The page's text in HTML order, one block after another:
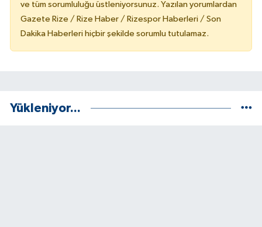
ve tüm sorumluluğu üstleniyorsunuz. Yazılan yorumlardan
Gazete Rize / Rize Haber / Rizespor Haberleri / Son
Dakika Haberleri hiçbir şekilde sorumlu tutulamaz.
Yükleniyor...